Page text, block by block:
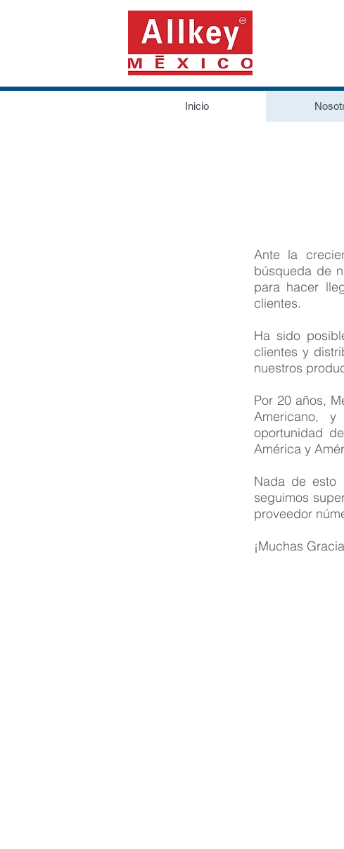
Ante la
búsqueda de
para hacer
clientes.
Ha sido
clientes y
nuestros
Por 20 años,
Americano,
oportunidad
América y
Nada de esto
seguimos
proveedor
¡Muchas
Inicio